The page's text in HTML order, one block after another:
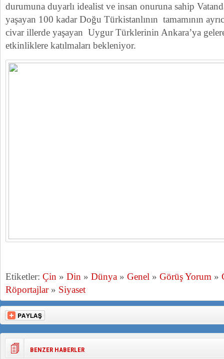
durumuna duyarlı idealist ve insan onuruna sahip
yaşayan 100 kadar Doğu Türkistanlının tamamının
civar illerde yaşayan Uygur Türklerinin Ankara’ya
etkinliklere katılmaları bekleniyor.
Etiketler: Çin » Din » Dünya » Genel » Görüş Yorum »
Röportajlar» Siyaset
BENZER HABERLER